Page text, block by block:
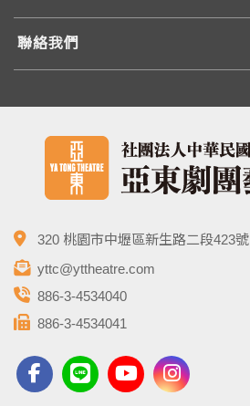
聯絡我們
320 桃園市中壢區新生路二段423號
yttc@yttheatre.com
886-3-4534040
886-3-4534041